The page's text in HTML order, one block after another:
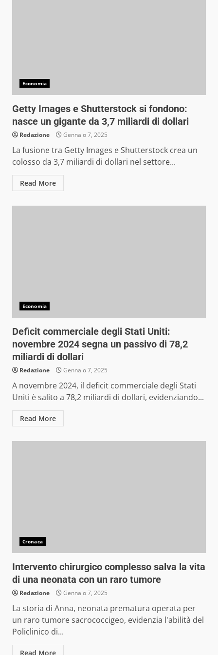
Economia
Getty Images e Shutterstock si fondono:
nasce un gigante da 3,7 miliardi di dollari
Redazione Gennaio 7, 2025
La fusione tra Getty Images e Shutterstock crea un
colosso da 3,7 miliardi di dollari nel settore...
Read More
Economia
Deficit commerciale degli Stati Uniti:
novembre 2024 segna un passivo di 78,2
miliardi di dollari
Redazione Gennaio 7, 2025
A novembre 2024, il deficit commerciale degli Stati
Uniti è salito a 78,2 miliardi di dollari, evidenziando...
Read More
Cronaca
Intervento chirurgico complesso salva la vita
di una neonata con un raro tumore
Redazione Gennaio 7, 2025
La storia di Anna, neonata prematura operata per
un raro tumore sacrococcigeo, evidenzia l'abilità del
Policlinico di...
Read More